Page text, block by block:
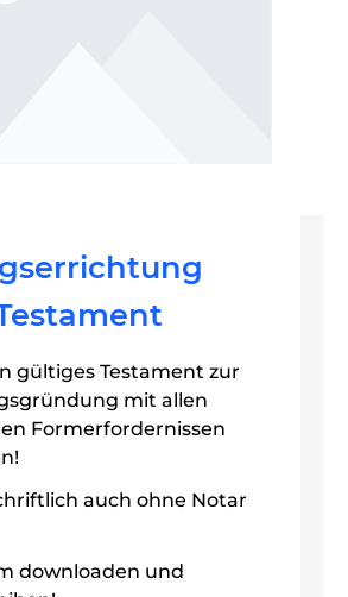
gültiges Testament zur
mit allen
Formerfordernissen
auch ohne Notar
downloaden und